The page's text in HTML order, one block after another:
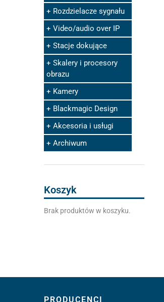
Rozdzielacze sygnału
Video/audio over IP
Stacje dokujące
Skalery i procesory
obrazu
Kamery
Blackmagic Design
Akcesoria i usługi
Archiwum
Koszyk
Brak produktów w koszyku.
PRODUCENCI